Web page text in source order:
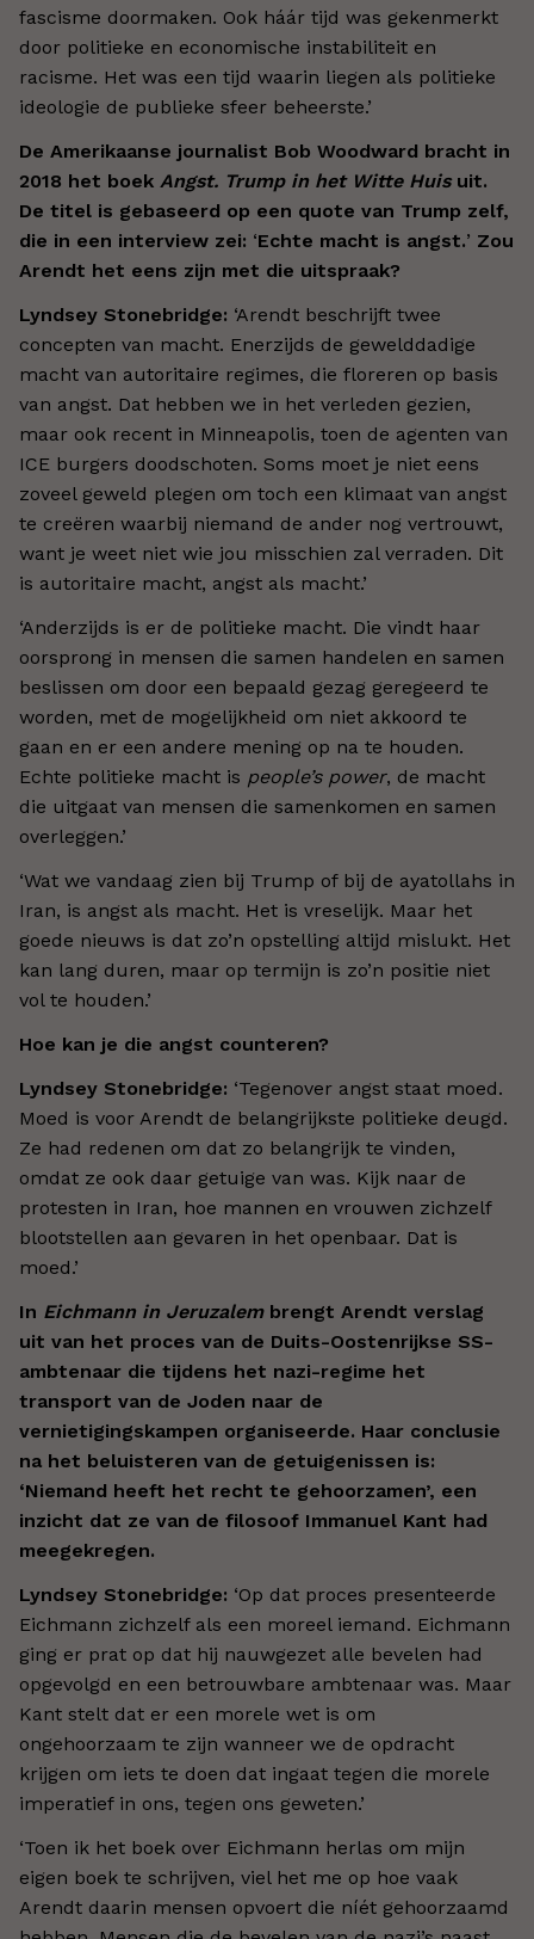
fascisme doormaken. Ook háár tijd was gekenmerkt
door politieke en economische instabiliteit en
racisme. Het was een tijd waarin liegen als politieke
ideologie de publieke sfeer beheerste.’
De Amerikaanse journalist Bob Woodward bracht in
2018 het boek Angst. Trump in het Witte Huisuit.
De titel is gebaseerd op een quote van Trump zelf,
die in een interview zei: ‘Echte macht is angst.’ Zou
Arendt het eens zijn met die uitspraak?
Lyndsey Stonebridge: ‘Arendt beschrijft twee
concepten van macht. Enerzijds de gewelddadige
macht van autoritaire regimes, die floreren op basis
van angst. Dat hebben we in het verleden gezien,
maar ook recent in Minneapolis, toen de agenten van
ICE burgers doodschoten. Soms moet je niet eens
zoveel geweld plegen om toch een klimaat van angst
te creëren waarbij niemand de ander nog vertrouwt,
want je weet niet wie jou misschien zal verraden. Dit
is autoritaire macht, angst als macht.’
‘Anderzijds is er de politieke macht. Die vindt haar
oorsprong in mensen die samen handelen en samen
beslissen om door een bepaald gezag geregeerd te
worden, met de mogelijkheid om niet akkoord te
gaan en er een andere mening op na te houden.
Echte politieke macht is people’s power, de macht
die uitgaat van mensen die samenkomen en samen
overleggen.’
‘Wat we vandaag zien bij Trump of bij de ayatollahs in
Iran, is angst als macht. Het is vreselijk. Maar het
goede nieuws is dat zo’n opstelling altijd mislukt. Het
kan lang duren, maar op termijn is zo’n positie niet
vol te houden.’
Hoe kan je die angst counteren?
Lyndsey Stonebridge: ‘Tegenover angst staat moed.
Moed is voor Arendt de belangrijkste politieke deugd.
Ze had redenen om dat zo belangrijk te vinden,
omdat ze ook daar getuige van was. Kijk naar de
protesten in Iran, hoe mannen en vrouwen zichzelf
blootstellen aan gevaren in het openbaar. Dat is
moed.’
In Eichmann in Jeruzalembrengt Arendt verslag
uit van het proces van de Duits-Oostenrijkse SS-
ambtenaar die tijdens het nazi-regime het
transport van de Joden naar de
vernietigingskampen organiseerde. Haar conclusie
na het beluisteren van de getuigenissen is:
‘Niemand heeft het recht te gehoorzamen’, een
inzicht dat ze van de filosoof Immanuel Kant had
meegekregen.
Lyndsey Stonebridge: ‘Op dat proces presenteerde
Eichmann zichzelf als een moreel iemand. Eichmann
ging er prat op dat hij nauwgezet alle bevelen had
opgevolgd en een betrouwbare ambtenaar was. Maar
Kant stelt dat er een morele wet is om
ongehoorzaam te zijn wanneer we de opdracht
krijgen om iets te doen dat ingaat tegen die morele
imperatief in ons, tegen ons geweten.’
‘Toen ik het boek over Eichmann herlas om mijn
eigen boek te schrijven, viel het me op hoe vaak
Arendt daarin mensen opvoert die níét gehoorzaamd